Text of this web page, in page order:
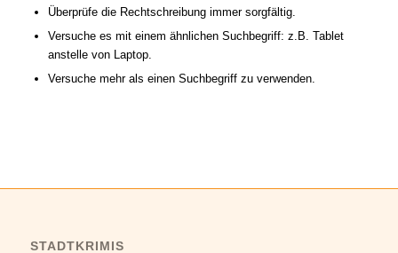
Überprüfe die Rechtschreibung immer sorgfältig.
Versuche es mit einem ähnlichen Suchbegriff: z.B. Tablet
anstelle von Laptop.
Versuche mehr als einen Suchbegriff zu verwenden.
STADTKRIMIS